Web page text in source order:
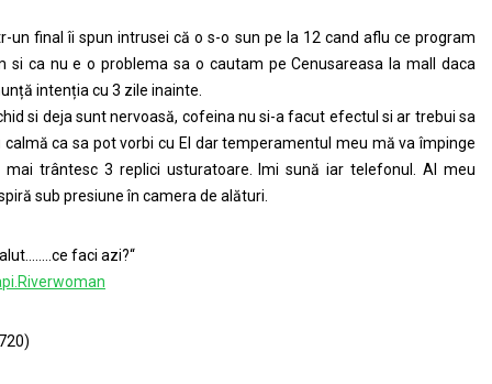
un final îi spun intrusei că o s-o sun pe la 12 cand aflu ce program
si ca nu e o problema sa o cautam pe Cenusareasa la mall daca
intenția cu 3 zile inainte.
si deja sunt nervoasă, cofeina nu si-a facut efectul si ar trebui sa
calmă ca sa pot vorbi cu El dar temperamentul meu mă va împinge
mai trântesc 3 replici usturatoare. Imi sună iar telefonul. Al meu
sub presiune în camera de alături.
faci azi?“